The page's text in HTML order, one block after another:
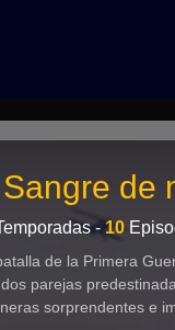
de
- 10
de la Primera
parejas
sorprendentes e